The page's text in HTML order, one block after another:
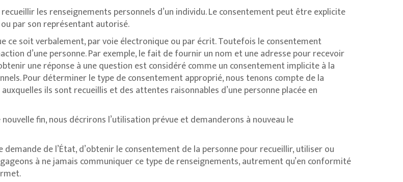
les renseignements personnels d’un individu. Le consentement peut être explicite
par son représentant autorisé.
ce soit verbalement, par voie électronique ou par écrit. Toutefois le consentement
d’une personne. Par exemple, le fait de fournir un nom et une adresse pour recevoir
une réponse à une question est considéré comme un consentement implicite à la
Pour déterminer le type de consentement approprié, nous tenons compte de la
ils sont recueillis et des attentes raisonnables d’une personne placée en
fin, nous décrirons l’utilisation prévue et demanderons à nouveau le
de l’État, d’obtenir le consentement de la personne pour recueillir, utiliser ou
à ne jamais communiquer ce type de renseignements, autrement qu’en conformité